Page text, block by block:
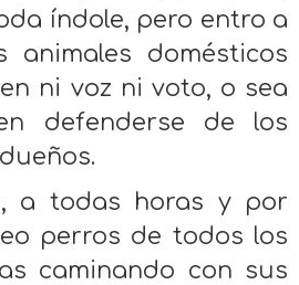
índole, pero entro a
animales domésticos
ni voz ni voto, o sea
defenderse de los
a todas horas y por
perros de todos los
caminando con sus